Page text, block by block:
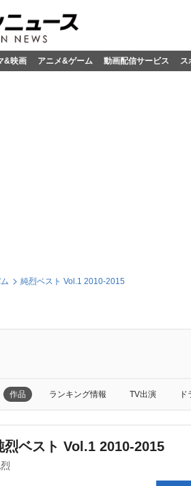
&映画 アニメ&ゲーム 動画配信サービス ス
純烈ベスト Vol.1 2010-2015
作品 ランキング情報 TV出演
烈ベスト Vol.1 2010-2015